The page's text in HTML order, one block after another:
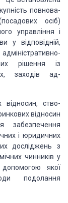
повнова­
осіб)
управління і
у відповідній,
рішення із
заходів ад­
відносин, ство­
відносин
забезпечення
і юридичних
досліджень з
чинників у
допомогою якої
подолання